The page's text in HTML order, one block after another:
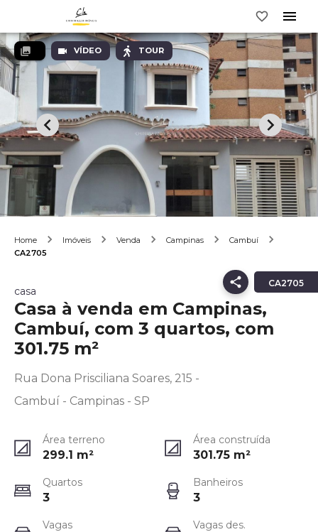
VÍDEO TOUR
Home Imóveis Venda Campinas
Cambuí
CA2705
CA2705
casa
Casa à venda em Campinas,
Cambuí, com 3 quartos, com
301.75 m²
Rua Dona Prisciliana Soares, 215 -
Cambuí - Campinas - SP
Área terreno
299.1 m²
Área construída
301.75 m²
Quartos
3
Banheiros
3
Vagas Vagas des.